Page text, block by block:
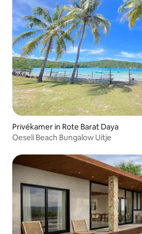
Privékamer in Rote Barat Daya
Oeseli Beach Bungalow Uitje